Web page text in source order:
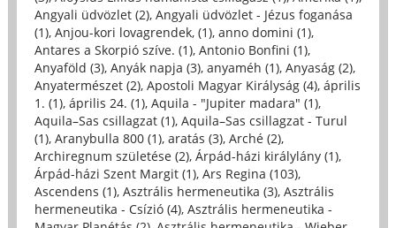
Angyali üdvözlet (2), Angyali üdvözlet - Jézus foganása
(1), Anjou-kori lovagrendek, (1), anno domini (1),
Antares a Skorpió szíve. (1), Antonio Bonfini (1),
Anyaföld (3), Anyák napja (3), anyaméh (1), Anyaság (2),
Anyatermészet (2), Apostoli Magyar Királyság (4), április
1. (1), április 24. (1), Aquila - "Jupiter madara" (1),
Aquila–Sas csillagzat (1), Aquila–Sas csillagzat - Turul
(1), Aranybulla 800 (1), aratás (3), Arché (2),
Archiregnum születése (2), Árpád-házi királylány (1),
Árpád-házi Szent Margit (1), Ars Regina (103),
Ascendens (1), Asztrális hermeneutika (3), Asztrális
hermeneutika - Csízió (4), Asztrális hermeneutika -